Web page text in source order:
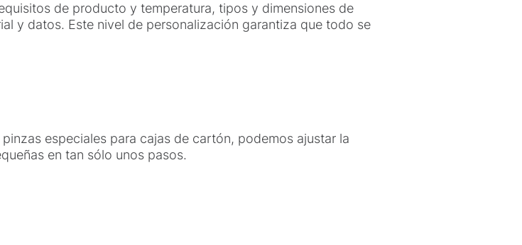
de producto y temperatura, tipos y dimensiones de
y datos. Este nivel de personalización garantiza que todo se
especiales para cajas de cartón, podemos ajustar la
en tan sólo unos pasos.